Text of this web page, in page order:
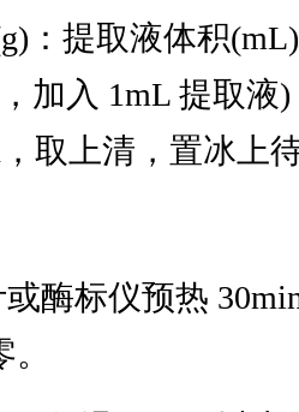
：提取液体积
加入 1mL 提取液
取上清，置冰上
酶标仪预热